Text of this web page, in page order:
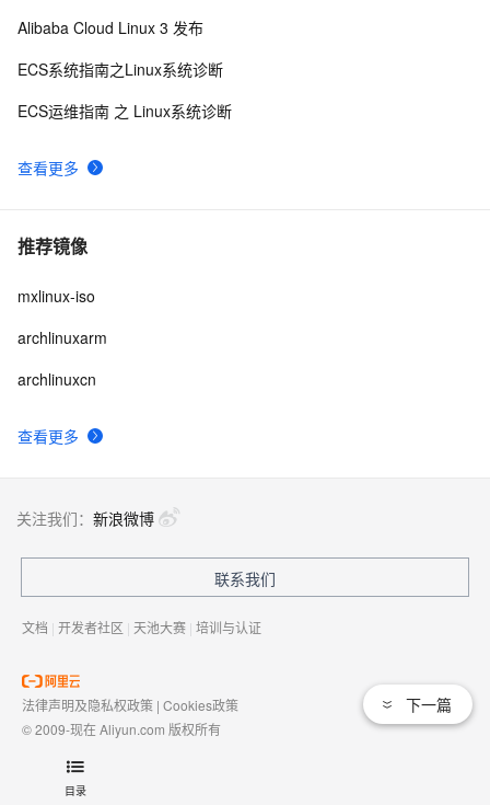
目录
查看更多
Alibaba Cloud Linux 3 发布
ECS系统指南之Linux系统诊断
ECS运维指南 之 Linux系统诊断
推荐镜像
查看更多
mxlinux-iso
archlinuxarm
archlinuxcn
下一篇
关注我们： 新浪微博
联系我们
文档 | 开发者社区 | 天池大赛 | 培训与认证
法律声明及隐私权政策 | Cookies政策
© 2009-现在 Aliyun.com 版权所有
域名注册服务机构许可：